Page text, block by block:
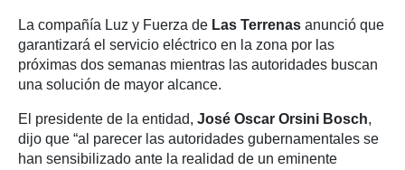
La compañía Luz y Fuerza de Las Terrenas anunció que
garantizará el servicio eléctrico en la zona por las
próximas dos semanas mientras las autoridades buscan
una solución de mayor alcance.
El presidente de la entidad, José Oscar Orsini Bosch,
dijo que “al parecer las autoridades gubernamentales se
han sensibilizado ante la realidad de un eminente